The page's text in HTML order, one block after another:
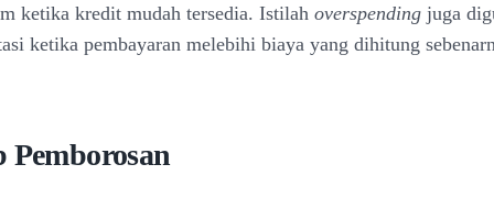
ketika kredit mudah tersedia. Istilah overspending juga
ketika pembayaran melebihi biaya yang dihitung
Pemborosan